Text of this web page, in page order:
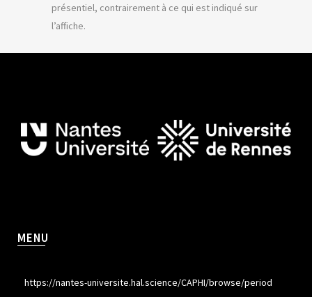
présentiel, contrairement à ce qui est indiqué sur
l’affiche.
MENU
https://nantes-universite.hal.science/CAPHI/browse/period